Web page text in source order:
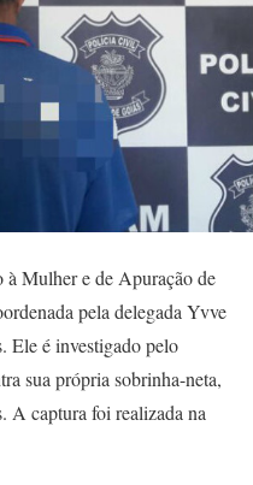
Mulher e de Apuração de
pela delegada Yvve
Ele é investigado pelo
sua própria sobrinha-neta,
A captura foi realizada na